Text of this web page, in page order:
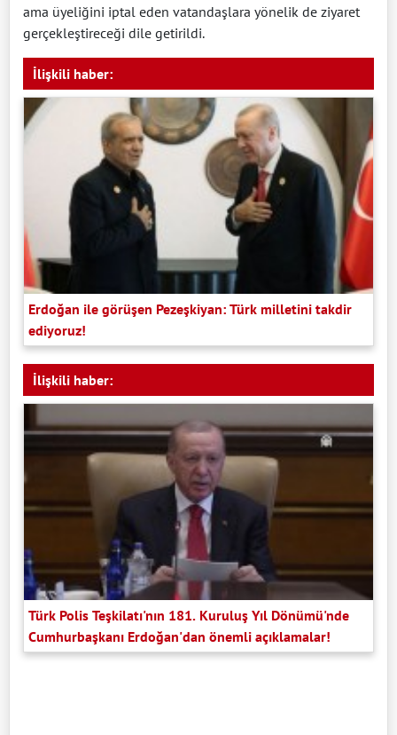
ama üyeliğini iptal eden vatandaşlara yönelik de ziyaret
gerçekleştireceği dile getirildi.
İlişkili haber:
Erdoğan ile görüşen Pezeşkiyan: Türk milletini takdir
ediyoruz!
İlişkili haber:
Türk Polis Teşkilatı'nın 181. Kuruluş Yıl Dönümü'nde
Cumhurbaşkanı Erdoğan'dan önemli açıklamalar!